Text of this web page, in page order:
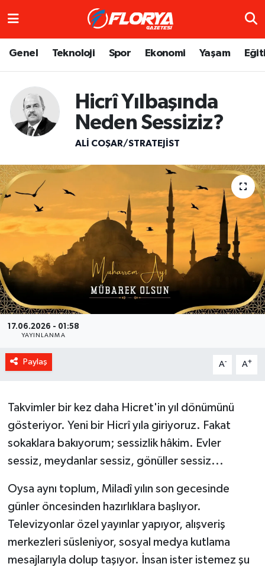
Genel Teknoloji Spor Ekonomi Yaşam
Hicrî Yılbaşında
Neden Sessiziz?
ALI COŞAR/STRATEJIST
17.06.2026 - 01:58
YAYINLANMA
Paylaş A- A+
Takvimler bir kez daha Hicret'in yıl dönümünü
gösteriyor. Yeni bir Hicrî yıla giriyoruz. Fakat
sokaklara bakıyorum; sessizlik hâkim. Evler
sessiz, meydanlar sessiz, gönüller sessiz...
Oysa aynı toplum, Miladî yılın son gecesinde
günler öncesinden hazırlıklara başlıyor.
Televizyonlar özel yayınlar yapıyor, alışveriş
merkezleri süsleniyor, sosyal medya kutlama
mesajlarıyla dolup taşıyor. İnsan ister istemez şu
Trafik Durumu
Süper Lig Puan Durumu ve Fikstür
Tüm Manşetler
Son Dakika Haberleri
Haber Arşivi